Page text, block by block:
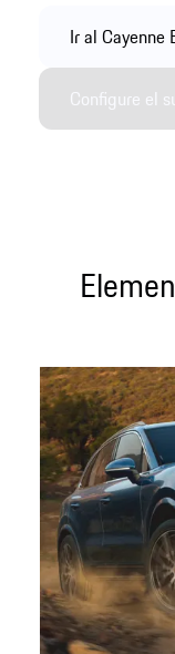
Ir al
Configure el